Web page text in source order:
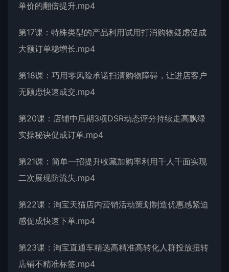
单价的翻倍提升.mp4
第17课：特殊类型的产品利用试用打消购物疑虑促成
大额订单稳增长.mp4
第18课：巧用零风险承诺扫清购物障碍，让进店客户
无顾虑快速成交.mp4
第20课：店铺中后期3项DSR动态评分持续走高飘绿
实操秘诀促成订单.mp4
第21课：简单一招提升收藏加购率利用千人千面实现
二次展现防流失.mp4
第22课：淘宝天猫店内营销活动策划制造优惠感紧迫
感促成快速下单.mp4
第23课：淘宝直通车精选高精准高转化人群投放扭转
店铺不精准标签.mp4